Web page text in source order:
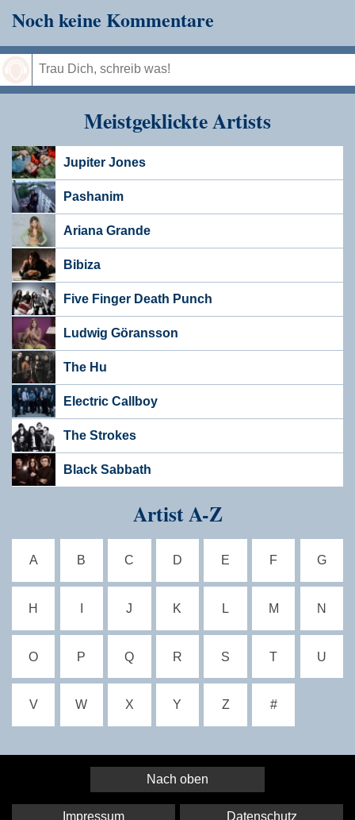
Noch keine Kommentare
Meistgeklickte Artists
Jupiter Jones
Pashanim
Ariana Grande
Bibiza
Five Finger Death Punch
Ludwig Göransson
The Hu
Electric Callboy
The Strokes
Black Sabbath
Artist A-Z
A B C D E F G
H J K L M N
O P Q R S T U
V W X Y Z #
Nach oben
Impressum Datenschutz